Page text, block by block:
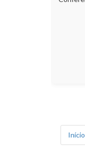
Início